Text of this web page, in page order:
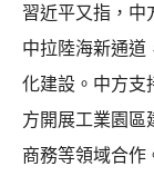
習近平又指，中
中拉陸海新通道
化建設。中方支
方開展工業園區
商務等領域合作